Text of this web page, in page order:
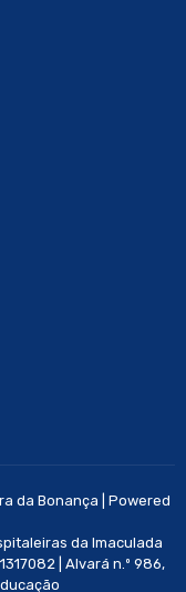
da Bonança | Powered
da Imaculada
| Alvará n.º 986,